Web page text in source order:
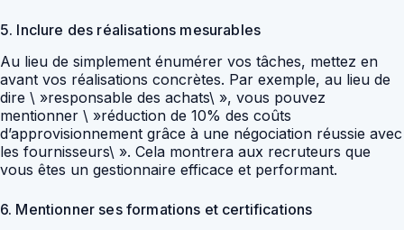
5. Inclure des réalisations mesurables
Au lieu de simplement énumérer vos tâches, mettez en
avant vos réalisations concrètes. Par exemple, au lieu de
dire \ »responsable des achats\ », vous pouvez
mentionner \ »réduction de 10% des coûts
d’approvisionnement grâce à une négociation réussie avec
les fournisseurs\ ». Cela montrera aux recruteurs que
vous êtes un gestionnaire efficace et performant.
6. Mentionner ses formations et certifications